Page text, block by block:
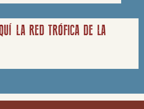
LA RED TRÓFICA DE LA